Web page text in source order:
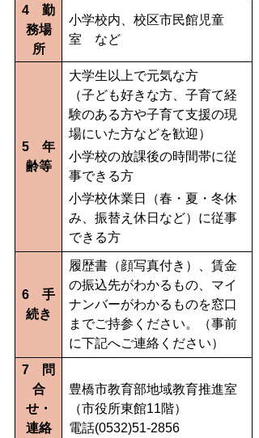
4 勤
務場
所
小学校内、校区市民館児童
室 など
5 年
齢等
大学生以上で元気な方
（子ども好きな方、子育て経
験のある方や子育て支援の現
場にいた方などを歓迎）
小学校の放課後の時間帯に従
事できる方
小学校休業日（春・夏・冬休
み、振替え休日など）に従事
できる方
6 手
続き
履歴書（顔写真付き）、賃金
の振込先がわかるもの、マイ
ナンバーがわかるものを窓口
までご持参ください。（事前
に下記へご連絡ください）
7 問
合
せ・
連絡
豊橋市教育部地域教育推進室
（市役所東館11階）
電話(0532)51-2856